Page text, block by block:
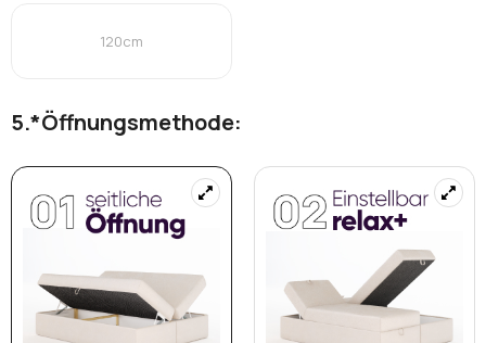
120cm
*Öffnungsmethode: